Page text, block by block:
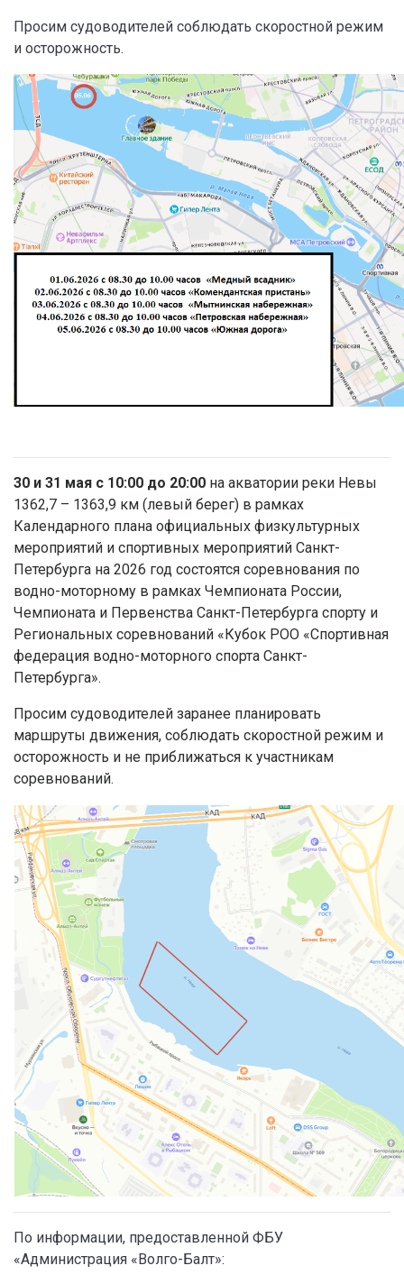
Просим судоводителей соблюдать скоростной режим
и осторожность.
30 и 31 мая с 10:00 до 20:00 на акватории реки Невы
1362,7 – 1363,9 км (левый берег) в рамках
Календарного плана официальных физкультурных
мероприятий и спортивных мероприятий Санкт-
Петербурга на 2026 год состоятся соревнования по
водно-моторному в рамках Чемпионата России,
Чемпионата и Первенства Санкт-Петербурга спорту и
Региональных соревнований «Кубок РОО «Спортивная
федерация водно-моторного спорта Санкт-
Петербурга».
Просим судоводителей заранее планировать
маршруты движения, соблюдать скоростной режим и
осторожность и не приближаться к участникам
соревнований.
По информации, предоставленной ФБУ
«Администрация «Волго-Балт»: